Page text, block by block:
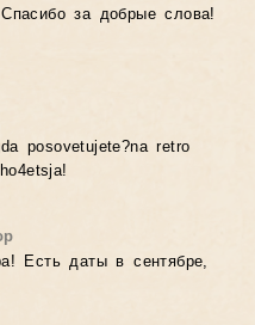
за добрые слова!
posovetujete?na retro
Есть даты в сентябре,